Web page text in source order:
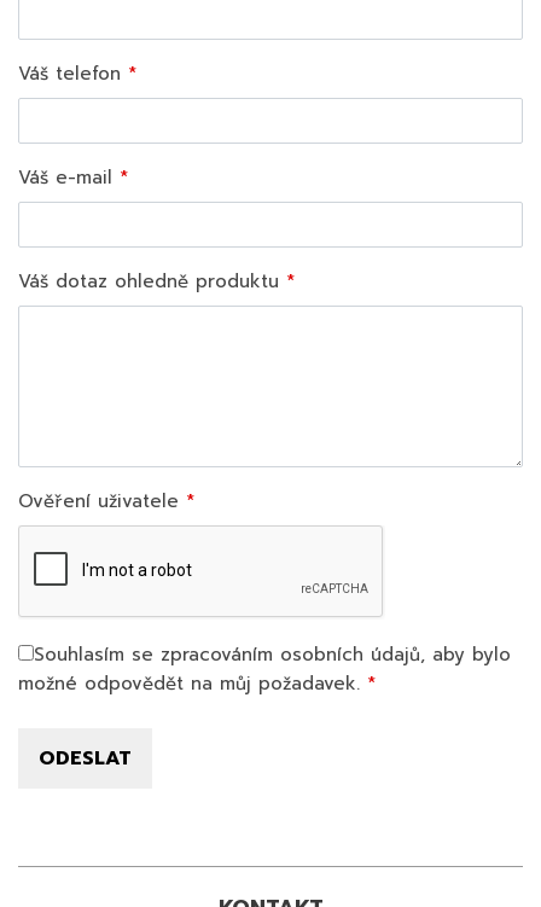
Váš telefon
Váš e-mail
Váš dotaz ohledně produktu
Ověření uživatele
Souhlasím se zpracováním osobních údajů, aby bylo
možné odpovědět na můj požadavek.